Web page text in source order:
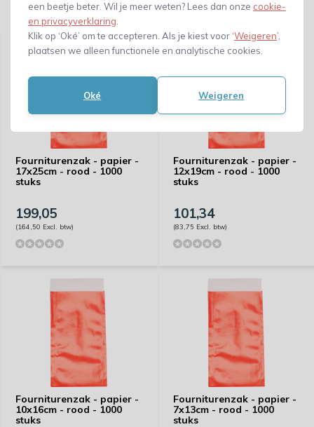
een beetje beter. Wil je meer weten? Lees dan onze cookie-
en privacyverklaring
Klik op ‘Oké’ om te accepteren. Als je kiest voor ‘Weigeren’,
plaatsen we alleen functionele en analytische cookies.
Oké Weigeren
Gerelateerde producten
Fourniturenzak - papier -
17x25cm - rood - 1000
stuks
199,05
(164,50 Excl. btw)
Fourniturenzak - papier -
12x19cm - rood - 1000
stuks
101,34
(83,75 Excl. btw)
Fourniturenzak - papier -
10x16cm - rood - 1000
stuks
Fourniturenzak - papier -
7x13cm - rood - 1000
stuks